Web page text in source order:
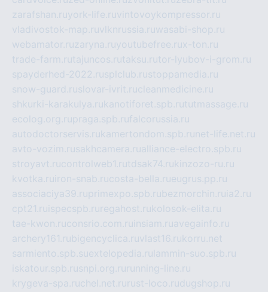
zarafshan.ruyork-life.ruvintovoykompressor.ru
vladivostok-map.ruvlknrussia.ruwasabi-shop.ru
webamator.ruzaryna.ruyoutubefree.rux-ton.ru
trade-farm.rutajuncos.rutaksu.rutor-lyubov-i-grom.ru
spayderhed-2022.rusplclub.rustoppamedia.ru
snow-guard.ruslovar-ivrit.rucleanmedicine.ru
shkurki-karakulya.rukanotiforet.spb.rututmassage.ru
ecolog.org.rupraga.spb.rufalcorussia.ru
autodoctorservis.rukamertondom.spb.ru net-life.net.ru
avto-vozim.rusakhcamera.rualliance-electro.spb.ru
stroyavt.rucontrolweb1.rutdsak74.rukinzozo-ru.ru
kvotka.ru iron-snab.rucosta-bella.rueugrus.pp.ru
associaciya39.ruprimexpo.spb.rubezmorchin.ru ia2.ru
cpt21.ru ispecspb.ru regahost.rukolosok-elita.ru
tae-kwon.ruconsrio.com.ru insiam.ruavegainfo.ru
archery161.rubigencyclica.ruvlast16.rukorru.net
sarmiento.spb.suextelopedia.ru lammin-suo.spb.ru
iskatour.spb.rusnpi.org.ru running-line.ru
krygeva-spa.ruchel.net.ru rust-loco.rudugshop.ru